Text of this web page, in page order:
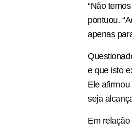
“Não
pontuou.
apenas
e que isto
Ele
seja
Em